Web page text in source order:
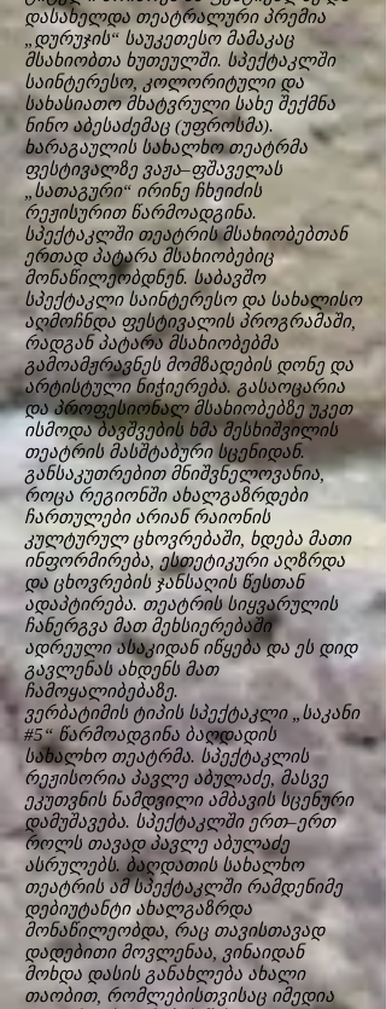
დასახელდა თეატრალური პრემია
„დურუჯის“ საუკეთესო მამაკაც
მსახიობთა ხუთეულში. სპექტაკლში
საინტერესო, კოლორიტული და
სახასიათო მხატვრული სახე შექმნა
ნინო აბესაძემაც (უფროსმა).
ხარაგაულის სახალხო თეატრმა
ფესტივალზე ვაჟა–ფშაველას
„სათაგური“ ირინე ჩხეიძის
რეჟისურით წარმოადგინა.
სპექტაკლში თეატრის მსახიობებთან
ერთად პატარა მსახიობებიც
მონაწილეობდნენ. საბავშო
სპექტაკლი საინტერესო და სახალისო
აღმოჩნდა ფესტივალის პროგრამაში,
რადგან პატარა მსახიობებმა
გამოამჟრავნეს მომზადების დონე და
არტისტული ნიჭიერება. გასაოცარია
და პროფესიონალ მსახიობებზე უკეთ
ისმოდა ბავშვების ხმა მესხიშვილის
თეატრის მასშტაბური სცენიდან.
განსაკუთრებით მნიშვნელოვანია,
როცა რეგიონში ახალგაზრდები
ჩართულები არიან რაიონის
კულტურულ ცხოვრებაში, ხდება მათი
ინფორმირება, ესთეტიკური აღზრდა
და ცხოვრების ჯანსაღის წესთან
ადაპტირება. თეატრის სიყვარულის
ჩანერგვა მათ მეხსიერებაში
ადრეული ასაკიდან იწყება და ეს დიდ
გავლენას ახდენს მათ
ჩამოყალიბებაზე.
ვერბატიმის ტიპის სპექტაკლი „საკანი
#5“ წარმოადგინა ბაღდადის
სახალხო თეატრმა. სპექტაკლის
რეჟისორია პავლე აბულაძე, მასვე
ეკუთვნის ნამდვილი ამბავის სცენური
დამუშავება. სპექტაკლში ერთ–ერთ
როლს თავად პავლე აბულაძე
ასრულებს. ბაღდათის სახალხო
თეატრის ამ სპექტაკლში რამდენიმე
დებიუტანტი ახალგაზრდა
მონაწილეობდა, რაც თავისთავად
დადებითი მოვლენაა, ვინაიდან
მოხდა დასის განახლება ახალი
თაობით, რომლებისთვისაც იმედია